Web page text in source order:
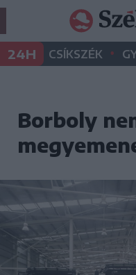
24H CSÍKSZÉK •
Borboly